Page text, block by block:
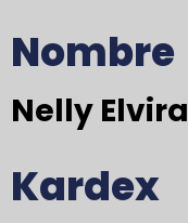
Nombre
Nelly
Kardex